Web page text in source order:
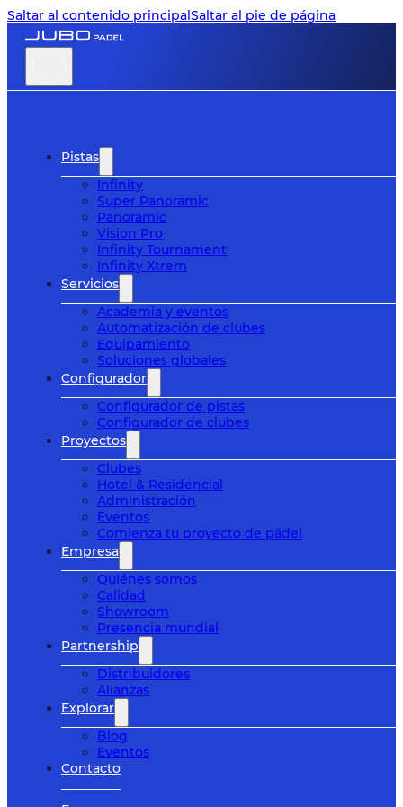
Saltar al contenido principalSaltar al pie de página
Pistas
Infinity
Super Panoramic
Panoramic
Vision Pro
Infinity Tournament
Infinity Xtrem
Servicios
Academia y eventos
Automatización de clubes
Equipamiento
Soluciones globales
Configurador
Configurador de pistas
Configurador de clubes
Proyectos
Clubes
Hotel & Residencial
Administración
Eventos
Comienza tu proyecto de pádel
Empresa
Quiénes somos
Calidad
Showroom
Presencia mundial
Partnership
Distribuidores
Alianzas
Explorar
Blog
Eventos
Contacto